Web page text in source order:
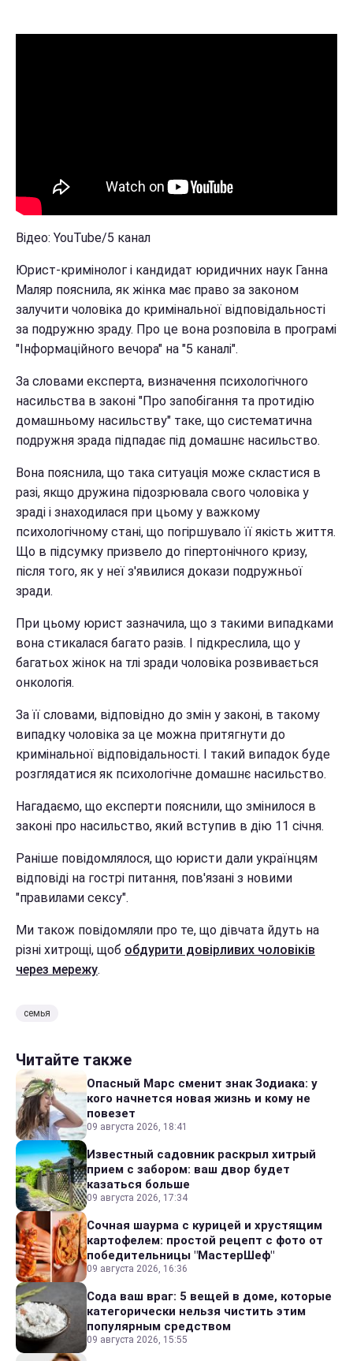
Відео: YouTube/5 канал
Юрист-кримінолог і кандидат юридичних наук Ганна
Маляр пояснила, як жінка має право за законом
залучити чоловіка до кримінальної відповідальності
за подружню зраду. Про це вона розповіла в програмі
"Інформаційного вечора" на "5 каналі".
За словами експерта, визначення психологічного
насильства в законі "Про запобігання та протидію
домашньому насильству" таке, що систематична
подружня зрада підпадає під домашнє насильство.
Вона пояснила, що така ситуація може скластися в
разі, якщо дружина підозрювала свого чоловіка у
зраді і знаходилася при цьому у важкому
психологічному стані, що погіршувало її якість життя.
Що в підсумку призвело до гіпертонічного кризу,
після того, як у неї з'явилися докази подружньої
зради.
При цьому юрист зазначила, що з такими випадками
вона стикалася багато разів. І підкреслила, що у
багатьох жінок на тлі зради чоловіка розвивається
онкологія.
За її словами, відповідно до змін у законі, в такому
випадку чоловіка за це можна притягнути до
кримінальної відповідальності. І такий випадок буде
розглядатися як психологічне домашнє насильство.
Нагадаємо, що експерти пояснили, що змінилося в
законі про насильство, який вступив в дію 11 січня.
Раніше повідомлялося, що юристи дали українцям
відповіді на гострі питання, пов'язані з новими
"правилами сексу".
Ми також повідомляли про те, що дівчата йдуть на
різні хитрощі, щоб обдурити довірливих чоловіків
через мережу.
семья
Читайте также
Опасный Марс сменит знак Зодиака: у
кого начнется новая жизнь и кому не
повезет
09 августа 2026, 18:41
Известный садовник раскрыл хитрый
прием с забором: ваш двор будет
казаться больше
09 августа 2026, 17:34
Сочная шаурма с курицей и хрустящим
картофелем: простой рецепт с фото от
победительницы "МастерШеф"
09 августа 2026, 16:36
Сода ваш враг: 5 вещей в доме, которые
категорически нельзя чистить этим
популярным средством
09 августа 2026, 15:55